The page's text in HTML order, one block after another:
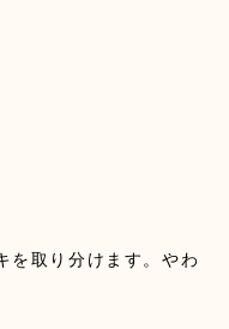
を取り分けます。やわ